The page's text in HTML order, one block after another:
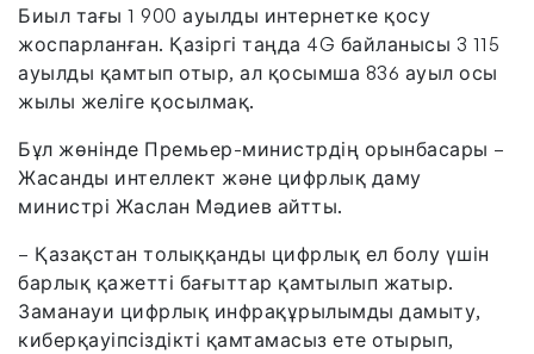
Биыл тағы 1 900 ауылды интернетке қосу
жоспарланған. Қазіргі таңда 4G байланысы 3 115
ауылды қамтып отыр, ал қосымша 836 ауыл осы
жылы желіге қосылмақ.
Бұл жөнінде Премьер-министрдің орынбасары –
Жасанды интеллект және цифрлық даму
министрі Жаслан Мәдиев айтты.
– Қазақстан толыққанды цифрлық ел болу үшін
барлық қажетті бағыттар қамтылып жатыр.
Заманауи цифрлық инфрақұрылымды дамыту,
киберқауіпсіздікті қамтамасыз ете отырып,